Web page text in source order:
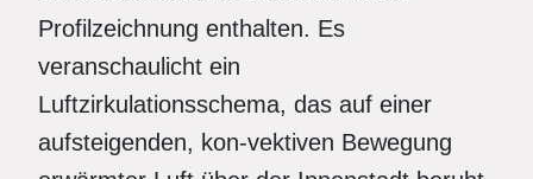
Profilzeichnung enthalten. Es
veranschaulicht ein
Luftzirkulationsschema, das auf einer
aufsteigenden, kon-vektiven Bewegung